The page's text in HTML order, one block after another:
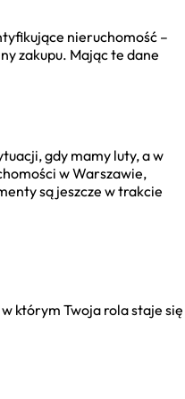
nieruchomość –
zakupu. Mając te dane
gdy mamy luty, a w
w Warszawie,
są jeszcze w trakcie
którym Twoja rola staje się